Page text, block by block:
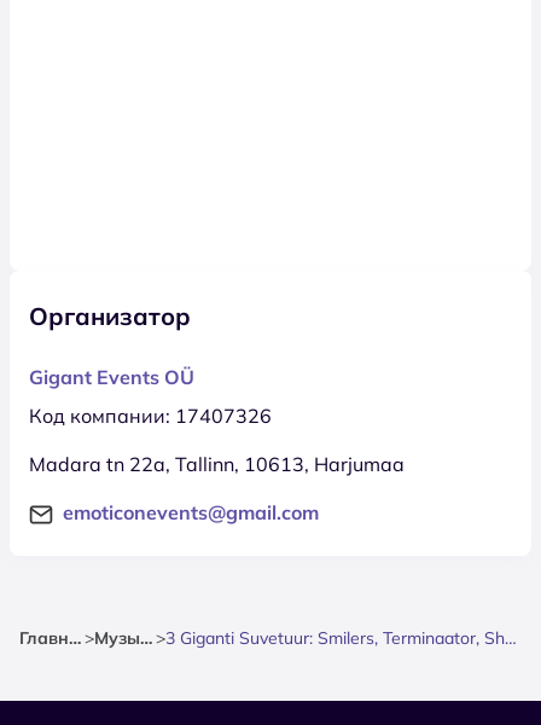
Организатор
Gigant Events OÜ
Код компании: 17407326
Madara tn 22a, Tallinn, 10613, Harjumaa
emoticonevents@gmail.com
Главная > Музыка > 3 Giganti Suvetuur: Smilers, Terminaator, Shanon